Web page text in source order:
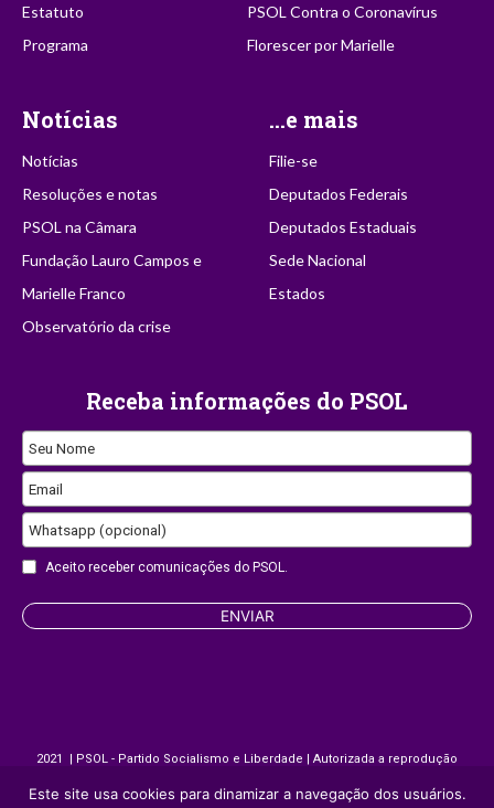
Estatuto
Programa
PSOL Contra o Coronavírus
Florescer por Marielle
Notícias
Notícias
Resoluções e notas
PSOL na Câmara
Fundação Lauro Campos e
Marielle Franco
Observatório da crise
...e mais
Filie-se
Deputados Federais
Deputados Estaduais
Sede Nacional
Estados
Receba informações do PSOL
Seu Nome
Contact
Email
Email
Whatsapp (opcional)
Aceito receber comunicações do PSOL.
ENVIAR
2021 | PSOL - Partido Socialismo e Liberdade | Autorizada a reprodução
desde que citada a fonte.
Este site usa cookies para dinamizar a navegação dos usuários.